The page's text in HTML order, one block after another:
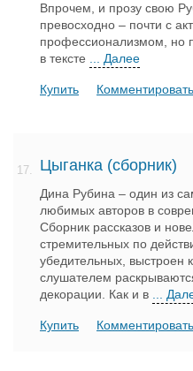
Впрочем, и прозу свою
превосходно – почти с
профессионализмом, но
в тексте ... Далее
Купить Комментировать
17. Цыганка (сборник)
Дина Рубина – один из
любимых авторов в
Сборник рассказов и
стремительных по
убедительных, выстроен
слушателем
декорации. Как и в ...
Купить Комментировать